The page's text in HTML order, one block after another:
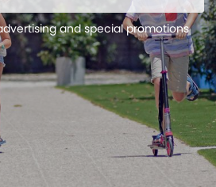
and special promotions